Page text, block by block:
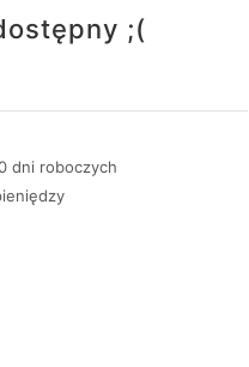
;(
dni roboczych